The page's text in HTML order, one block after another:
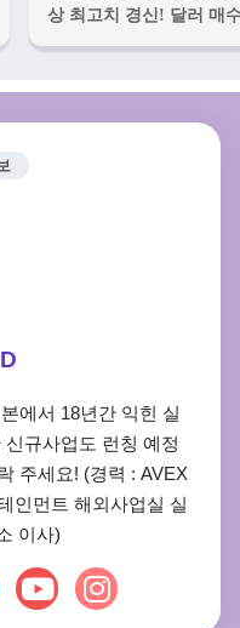
상 최고치 경신! 달러 매
에서 18년간 익힌 실
규사업도 런칭 예정
주세요! (경력 : AVEX
인먼트 해외사업실 실
이사)